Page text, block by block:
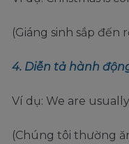
(Giáng sinh sắp đến
4. Diễn tả hành
Ví dụ: We are
(Chúng tôi thường